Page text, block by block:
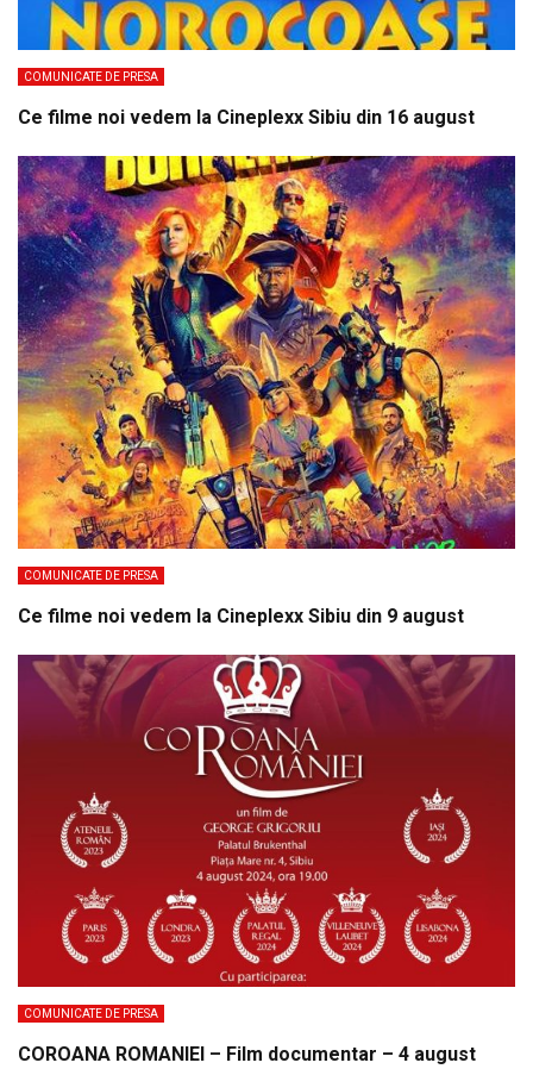
COMUNICATE DE PRESA
Ce filme noi vedem la Cineplexx Sibiu din 16 august
COMUNICATE DE PRESA
Ce filme noi vedem la Cineplexx Sibiu din 9 august
COMUNICATE DE PRESA
COROANA ROMANIEI – Film documentar – 4 august